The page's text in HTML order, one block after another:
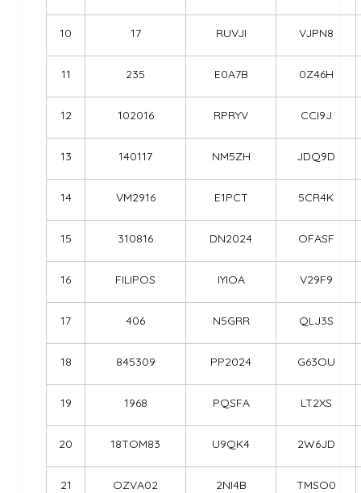
10 17 RUVJI VJPN8
11 235 E0A7B 0Z46H
12 102016 RPRYV CCI9J
13 140117 NM5ZH JDQ9D
14 VM2916 E1PCT 5CR4K
15 310816 DN2024 OFASF
16 FILIPOS IYIOA V29F9
17 406 N5GRR QLJ3S
18 845309 PP2024 G63OU
19 1968 PQSFA LT2XS
20 18TOM83 U9QK4 2W6JD
21 OZVA02 2NI4B TMSO0